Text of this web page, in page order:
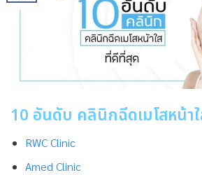
10 อันดับ คลินิกฉีดเมโสหน้า
RWC Clinic
Amed Clinic